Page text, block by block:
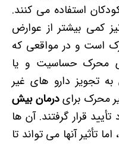
استفاده می کنند.
کمی بیشتر از عوارض
است و در مواقعی که
محرک حساسیت و یا
تجویز دارو های غیر
محرک برایدرمان بیش
2003 مورد تأیید قرار گرفتند. آن ها
تأثیر آنها می تواند تا